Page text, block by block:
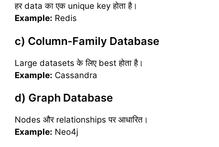
हर data का एक unique key होता है।
Example: Redis
c) Column-Family Database
Large datasets के लिए best होता है।
Example: Cassandra
d) Graph Database
Nodes और relationships पर आधारित।
Example: Neo4j